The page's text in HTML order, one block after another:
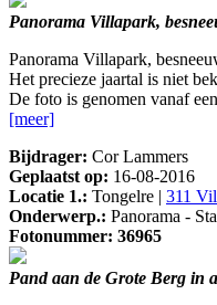
Panorama Villapark,
Panorama Villapark,
Het precieze jaartal is niet
De foto is genomen vanaf
[meer]
Bijdrager: Cor Lammers
Geplaatst op: 16-08-2016
Locatie 1.: Tongelre | 311
Onderwerp.: Panorama -
Fotonummer: 36965
Pand aan de Grote Berg in